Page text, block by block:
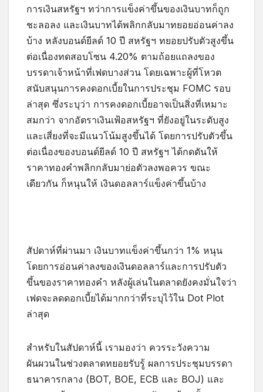
การเงินสหรัฐฯ ทว่าการแข็งค่าขึ้นของเงินบาทก็ถูก
ชะลอลง และเงินบาทได้พลิกกลับมาทยอยอ่อนค่าลง
บ้าง หลังบอนด์ยีลด์ 10 ปี สหรัฐฯ ทยอยปรับตัวสูงขึ้น
ต่อเนื่องทดสอบโซน 4.20% ตามถ้อยแถลงของ
บรรดาเจ้าหน้าที่เฟดบางส่วน โดยเฉพาะผู้ที่โหวต
สนับสนุนการคงดอกเบี้ยในการประชุม FOMC รอบ
ล่าสุด ซึ่งระบุว่า การคงดอกเบี้ยอาจเป็นสิ่งที่เหมาะ
สมกว่า จากอัตราเงินเฟ้อสหรัฐฯ ที่ยังอยู่ในระดับสูง
และเสี่ยงที่จะมีแนวโน้มสูงขึ้นได้ โดยการปรับตัวขึ้น
ต่อเนื่องของบอนด์ยีลด์ 10 ปี สหรัฐฯ ได้กดดันให้
ราคาทองคำพลิกกลับมาย่อตัวลงพอควร ขณะ
เดียวกัน ก็หนุนให้ เงินดอลลาร์แข็งค่าขึ้นบ้าง
สัปดาห์ที่ผ่านมา เงินบาทแข็งค่าขึ้นกว่า 1% หนุน
โดยการอ่อนค่าลงของเงินดอลลาร์และการปรับตัว
ขึ้นของราคาทองคำ หลังผู้เล่นในตลาดยังคงมั่นใจว่า
เฟดจะลดดอกเบี้ยได้มากกว่าที่ระบุไว้ใน Dot Plot
ล่าสุด
สำหรับในสัปดาห์นี้ เรามองว่า ควรระวังความ
ผันผวนในช่วงตลาดทยอยรับรู้ ผลการประชุมบรรดา
ธนาคารกลาง (BOT, BOE, ECB และ BOJ) และ